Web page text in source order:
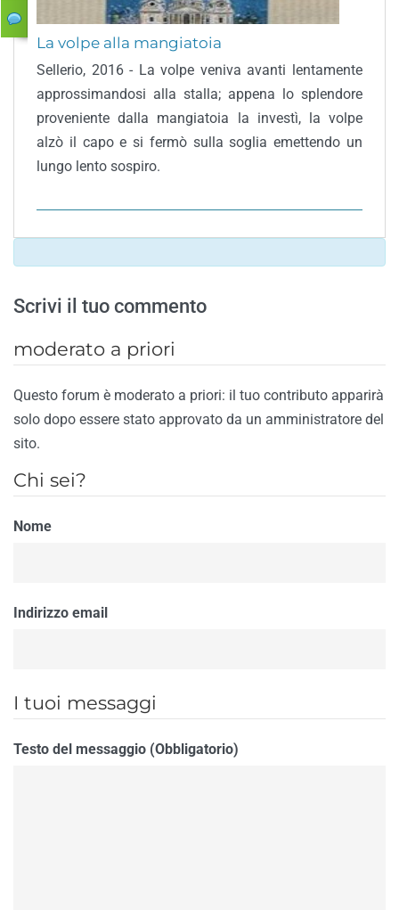
La volpe alla mangiatoia
Sellerio, 2016 - La volpe veniva avanti lentamente
approssimandosi alla stalla; appena lo splendore
proveniente dalla mangiatoia la investì, la volpe
alzò il capo e si fermò sulla soglia emettendo un
lungo lento sospiro.
Scrivi il tuo commento
moderato a priori
Questo forum è moderato a priori: il tuo contributo apparirà
solo dopo essere stato approvato da un amministratore del
sito.
Chi sei?
Nome
Indirizzo email
I tuoi messaggi
Testo del messaggio (Obbligatorio)